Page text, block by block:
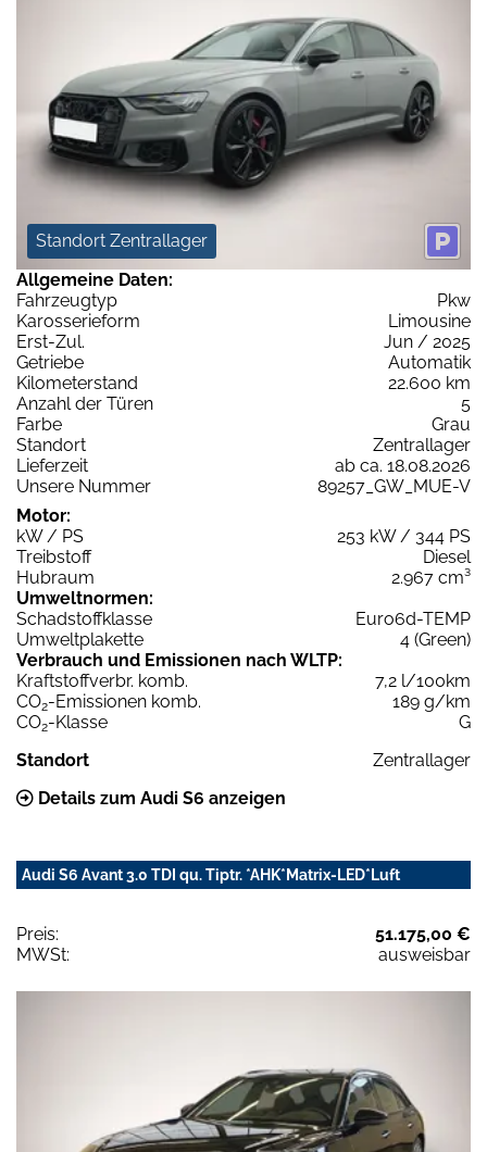
Standort Zentrallager
Allgemeine Daten:
Fahrzeugtyp
Pkw
Karosserieform
Limousine
Erst-Zul.
Jun / 2025
Getriebe
Automatik
Kilometerstand
22.600 km
Anzahl der Türen
5
Farbe
Grau
Standort
Zentrallager
Lieferzeit
ab ca. 18.08.2026
Unsere Nummer
89257_GW_MUE-V
Motor:
kW / PS
253 kW / 344 PS
Treibstoff
Diesel
Hubraum
2.967 cm³
Umweltnormen:
Schadstoffklasse
Euro6d-TEMP
Umweltplakette
4 (Green)
Verbrauch und Emissionen nach WLTP:
Kraftstoffverbr. komb.
7,2 l/100km
CO2-Emissionen komb.
189 g/km
CO2-Klasse
G
Standort
Zentrallager
Details zum Audi S6 anzeigen
Audi S6 Avant 3.0 TDI qu. Tiptr. *AHK*Matrix-LED*Luft
Preis:
51.175,00 €
MWSt:
ausweisbar